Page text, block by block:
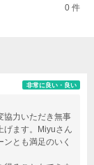
0 件
非常に良い・良い
協力いただき無事
げます。Miyuさん
とも満足のいく